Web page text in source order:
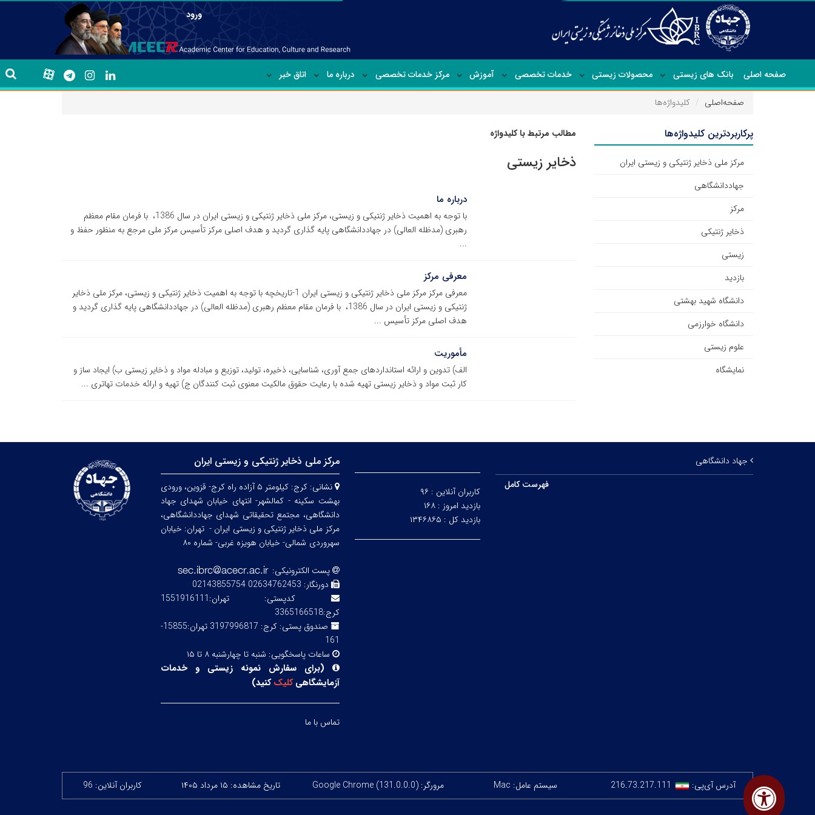
ورود
صفحه اصلی بانک های زیستی محصولات زیستی خدمات تخصصی آموزش مرکز خدمات تخصصی درباره ما اتاق خبر
صفحه‌اصلی کلیدواژه‌ها
مطالب مرتبط با کلیدواژه
ذخایر زیستی
درباره ما
با توجه به اهمیت ذخایر ژنتیکی و زیستی، مرکز ملی ذخایر ژنتیکی و زیستی ایران در سال 1386، با فرمان مقام معظم
رهبری (مدظله العالی) در جهاددانشگاهی پایه گذاری گردید و هدف اصلی مرکز تأسیس مرکز ملی مرجع به منظور حفظ و
...
معرفی مرکز
معرفی مرکز مرکز ملی ذخایر ژنتیکی و زیستی ایران 1-تاریخچه با توجه به اهمیت ذخایر ژنتیکی و زیستی، مرکز ملی ذخایر
ژنتیکی و زیستی ایران در سال 1386، با فرمان مقام معظم رهبری (مدظله العالی) در جهاددانشگاهی پایه گذاری گردید و
هدف اصلی مرکز تأسیس ...
مأموریت
الف) تدوین و ارائه استانداردهای جمع آوری، شناسایی، ذخیره، تولید، توزیع و مبادله مواد و ذخایر زیستی ب) ایجاد ساز و
کار ثبت مواد و ذخایر زیستی تهیه شده با رعایت حقوق مالکیت معنوی ثبت کنندگان ج) تهیه و ارائه خدمات تهاتری ...
پرکاربردترین کلیدواژه‌ها
مرکز ملی ذخایر ژنتیکی و زیستی ایران
جهاددانشگاهی
مرکز
ذخایر ژنتیکی
زیستی
بازدید
دانشگاه شهید بهشتی
دانشگاه خوارزمی
علوم زیستی
نمایشگاه
جهاد دانشگاهی
فهرست کامل
کاربران آنلاین : ۹۶
بازدید امروز : ۱۶۸
بازدید کل : ۱۳۴۶۸۶۵
مرکز ملی ذخایر ژنتیکی و زیستی ایران
نشانی:
کرج: کیلومتر ۵ آزاده راه کرج- قزوین، ورودی
بهشت سکینه - کمالشهر- انتهای خیابان شهدای جهاد
دانشگاهی، مجتمع تحقیقاتی شهدای جهاددانشگاهی،
مرکز ملی ذخایر ژنتیکی و زیستی ایران - تهران: خیابان
سهروردی شمالی- خیابان هویزه غربی- شماره ۸۰
پست الکترونیکی:
دورنگار: 02634762453 02143855754
کدپستی:
تهران:1551916111
کرج:3365166518
صندوق پستی:
کرج: 3197996817 تهران:15855-
161
ساعات پاسخگویی: شنبه تا چهارشنبه ۸ تا ۱۵
(برای سفارش نمونه زیستی و خدمات
آزمایشگاهیکلیککنید)
تماس با ما
آدرس آی‌پی: 216.73.217.111 سیستم عامل: Mac مرورگر: Google Chrome (131.0.0.0) تاریخ مشاهده: ۱۵ مرداد ۱۴۰۵ کاربران آنلاین: 96